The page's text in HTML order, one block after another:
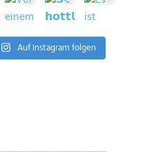
Auf Instagram folgen